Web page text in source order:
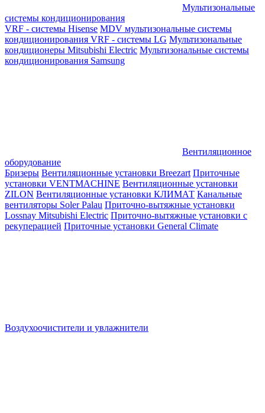
Мультизональные
системы кондиционирования
VRF - системы Hisense MDV мультизональные системы
кондиционирования VRF - системы LG Мультизональные
кондиционеры Mitsubishi Electric Мультизональные системы
кондиционирования Samsung
Вентиляционное
оборудование
Бризеры Вентиляционные установки Breezart Приточные
установки VENTMACHINE Вентиляционные установки
ZILON Вентиляционные установки КЛИМАТ Канальные
вентиляторы Soler Palau Приточно-вытяжные установки
Lossnay Mitsubishi Electric Приточно-вытяжные установки с
рекуперацией Приточные установки General Climate
Воздухоочистители и увлажнители